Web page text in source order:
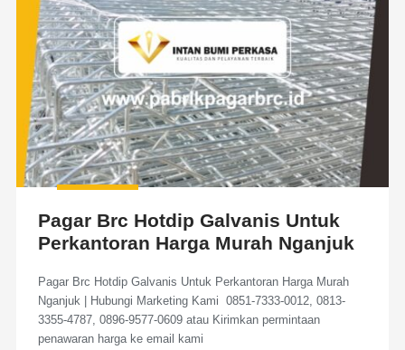
Pagar Brc Hotdip Galvanis Untuk
Perkantoran Harga Murah Nganjuk
Pagar Brc Hotdip Galvanis Untuk Perkantoran Harga Murah
Nganjuk | Hubungi Marketing Kami 0851-7333-0012, 0813-
3355-4787, 0896-9577-0609 atau Kirimkan permintaan
penawaran harga ke email kami